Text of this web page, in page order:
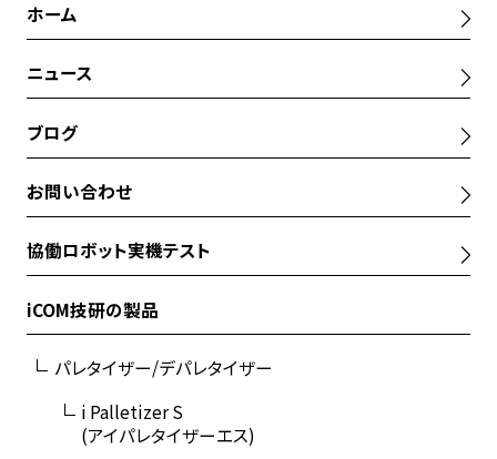
ホーム
ニュース
ブログ
お問い合わせ
協働ロボット実機テスト
iCOM技研の製品
パレタイザー/デパレタイザー
i Palletizer S
(アイパレタイザーエス)